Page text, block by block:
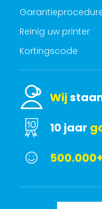
Reinig uw printer
Kortingscode
Wij
10 jaar
500.000+